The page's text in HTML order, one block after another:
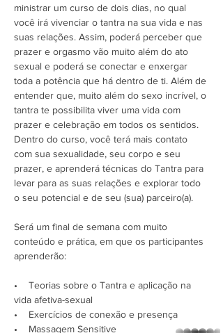
ministrar um curso de dois dias, no qual
você irá vivenciar o tantra na sua vida e nas
suas relações. Assim, poderá perceber que
prazer e orgasmo vão muito além do ato
sexual e poderá se conectar e enxergar
toda a potência que há dentro de ti. Além de
entender que, muito além do sexo incrível, o
tantra te possibilita viver uma vida com
prazer e celebração em todos os sentidos.
Dentro do curso, você terá mais contato
com sua sexualidade, seu corpo e seu
prazer, e aprenderá técnicas do Tantra para
levar para as suas relações e explorar todo
o seu potencial e de seu (sua) parceiro(a).
Será um final de semana com muito
conteúdo e prática, em que os participantes
aprenderão:
•    Teorias sobre o Tantra e aplicação na
vida afetiva-sexual
•    Exercícios de conexão e presença
•    Massagem Sensitive